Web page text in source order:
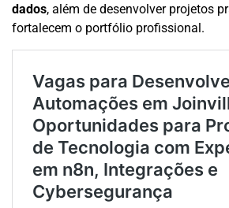
dados, além de desenvolver projetos
fortalecem o portfólio profissional.